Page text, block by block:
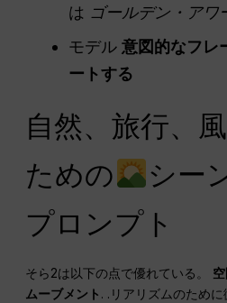
は ゴールデン・アワ
モデル意図的なフレ
ートする
自然、旅行、
ための
シー
プロンプト
そら2は以下の点で優れている。
ムーブメント . .リアリズムのため